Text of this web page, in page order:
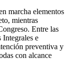
marcha elementos
mientras
Entre las
Integrales e
preventiva y
con alcance